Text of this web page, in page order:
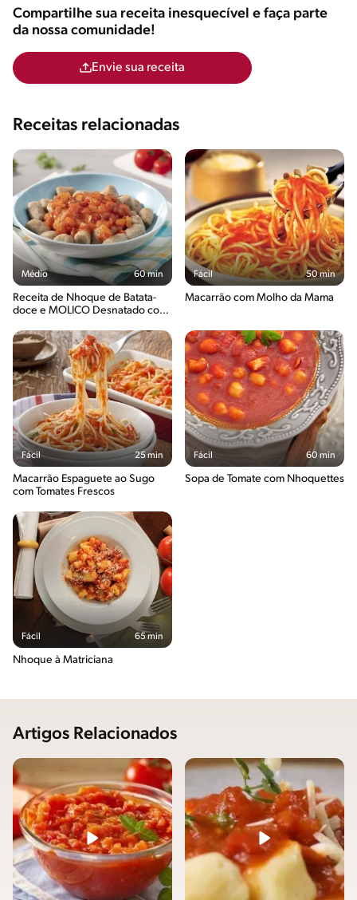
Compartilhe sua receita inesquecível e faça parte
da nossa comunidade!
Envie sua receita
Receitas relacionadas
Médio 60 min
Receita de Nhoque de Batata-
doce e MOLICO Desnatado com
Fácil 50 min
Macarrão com Molho da Mama
Fácil 25 min
Macarrão Espaguete ao Sugo
com Tomates Frescos
Fácil 60 min
Sopa de Tomate com Nhoquettes
Fácil 65 min
Nhoque à Matriciana
Artigos Relacionados